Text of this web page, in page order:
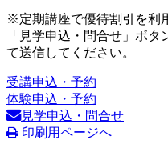
※定期講座で優待割引を利
「見学申込・問合せ」ボ
て送信してください。
受講申込・予約
体験申込・予約
見学申込・問合せ
印刷用ページへ